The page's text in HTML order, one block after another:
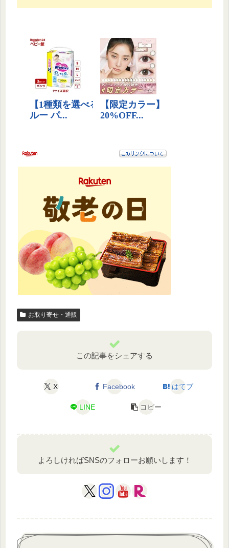
お取り寄せ・通販
この記事をシェアする
X Facebook はてブ
LINE コピー
よろしければSNSのフォローお願いします！